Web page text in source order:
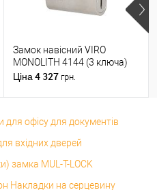
Замок навісний VIRO
MONOLITH 4144 (3 ключа)
Ціна 4 327 грн.
для офісу для документів
вхідних дверей
замка MUL-T-LOCK
Накладки на серцевину